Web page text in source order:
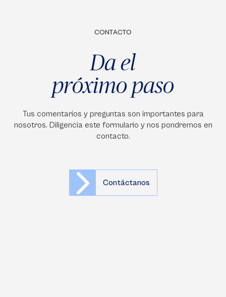
CONTACTO
Da el
próximo paso
Tus comentarios y preguntas son importantes para
nosotros. Diligencia este formulario y nos pondremos en
contacto.
Contáctanos